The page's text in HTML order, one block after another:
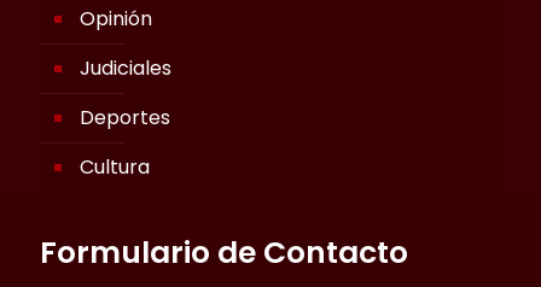
Opinión
Judiciales
Deportes
Cultura
Formulario de Contacto